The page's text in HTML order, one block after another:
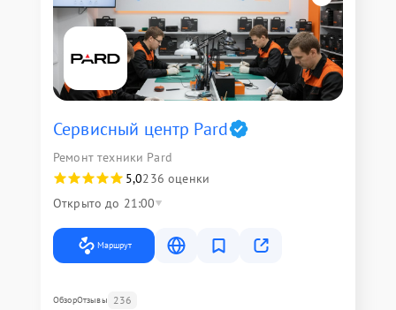
Сервисный центр Pard
Ремонт техники Pard
5,0236 оценки
Открыто до 21:00
Маршрут
ОбзорОтзывы 236